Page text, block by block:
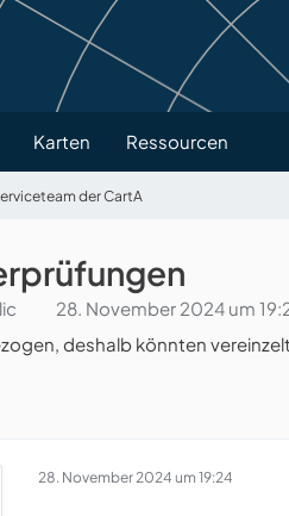
Karten Ressourcen
der CartA
28. November 2024 um
deshalb könnten
28. November 2024 um 19:24